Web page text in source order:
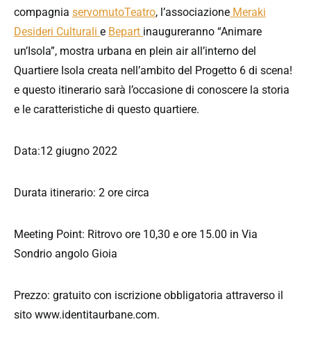
compagnia servomutoTeatro, l’associazione Meraki
Desideri Culturali e Bepart inaugureranno “Animare
un’Isola”, mostra urbana en plein air all’interno del
Quartiere Isola creata nell’ambito del Progetto 6 di scena!
e questo itinerario sarà l’occasione di conoscere la storia
e le caratteristiche di questo quartiere.
Data:12 giugno 2022
Durata itinerario: 2 ore circa
Meeting Point: Ritrovo ore 10,30 e ore 15.00 in Via
Sondrio angolo Gioia
Prezzo: gratuito con iscrizione obbligatoria attraverso il
sito www.identitaurbane.com.